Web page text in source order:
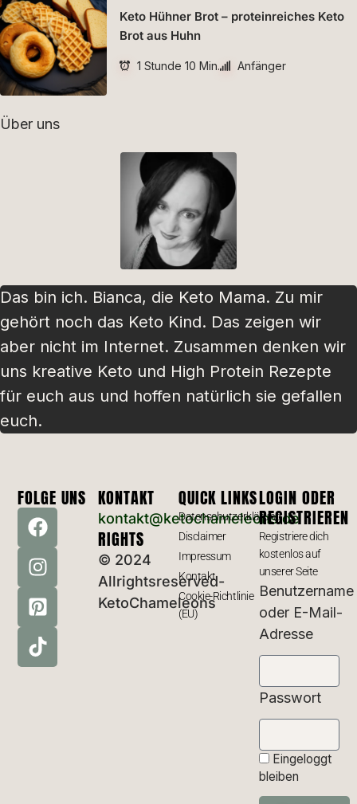
Keto Hühner Brot – proteinreiches Keto
Brot aus Huhn
1 Stunde 10 Min. Anfänger
Über uns
Das bin ich. Bianca, die Keto Mama. Zu mir
gehört noch das Keto Kind. Das zeigen wir
aber nicht im Internet. Zusammen denken wir
uns kreative Keto und High Protein Rezepte
für euch aus und hoffen natürlich sie gefallen
euch.
FOLGE UNS KONTAKT
kontakt@ketochameleons.de
RIGHTS
© 2024
Allrightsreserved-
KetoChameleons
QUICK LINKS
Datenschutzerklärung
Disclaimer
Impressum
Kontakt
Cookie-Richtlinie
(EU)
LOGIN ODER
REGISTRIEREN
Registriere dich
kostenlos auf
unserer Seite
Benutzername
oder E-Mail-
Adresse
Passwort
Eingeloggt
bleiben